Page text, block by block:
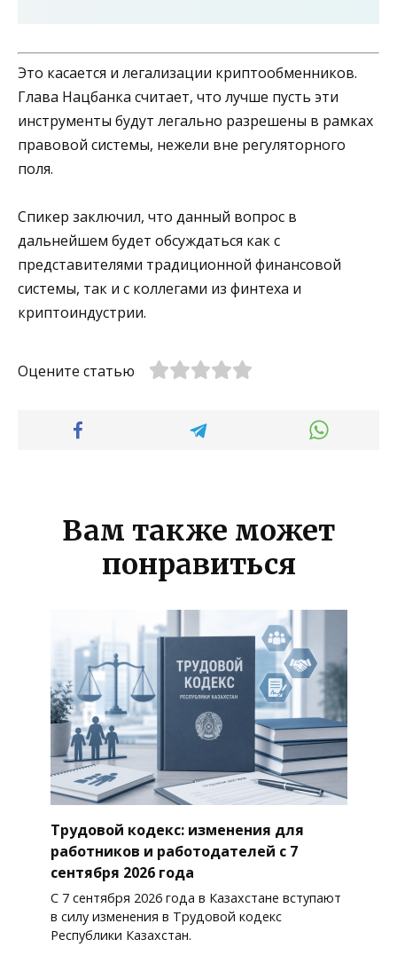
Это касается и легализации криптообменников.
Глава Нацбанка считает, что лучше пусть эти
инструменты будут легально разрешены в рамках
правовой системы, нежели вне регуляторного
поля.
Спикер заключил, что данный вопрос в
дальнейшем будет обсуждаться как с
представителями традиционной финансовой
системы, так и с коллегами из финтеха и
криптоиндустрии.
Оцените статью
Вам также может
понравиться
Трудовой кодекс: изменения для
работников и работодателей с 7
сентября 2026 года
С 7 сентября 2026 года в Казахстане вступают
в силу изменения в Трудовой кодекс
Республики Казахстан.